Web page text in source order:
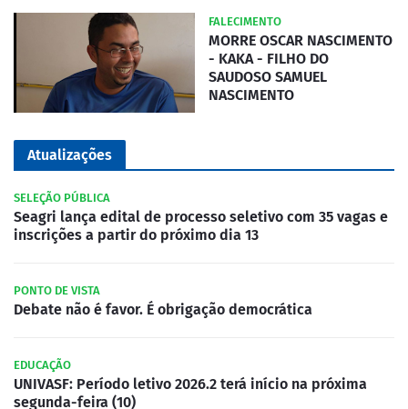
FALECIMENTO
MORRE OSCAR NASCIMENTO
- KAKA - FILHO DO
SAUDOSO SAMUEL
NASCIMENTO
Atualizações
SELEÇÃO PÚBLICA
Seagri lança edital de processo seletivo com 35 vagas e
inscrições a partir do próximo dia 13
PONTO DE VISTA
Debate não é favor. É obrigação democrática
EDUCAÇÃO
UNIVASF: Período letivo 2026.2 terá início na próxima
segunda-feira (10)